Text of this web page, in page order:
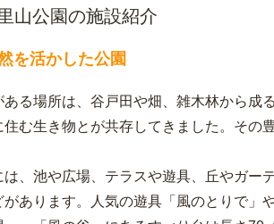
山公園の施設紹介
を活かした公園
ある場所は、谷戸田や畑、雑木林から成
む生き物とが共存してきました。その
は、池や広場、テラスや遊具、丘やガー
があります。人気の遊具「風のとりで」